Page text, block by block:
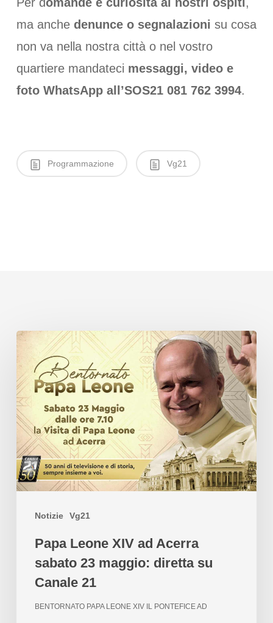
ma anche denunce o segnalazioni su cosa
non va nella nostra città o nel vostro
quartiere mandateci messaggi, video e
foto WhatsApp all’SOS21 081 762 3994.
Programmazione Vg21
Notizie Vg21
Papa Leone XIV ad Acerra
sabato 23 maggio: diretta su
Canale 21
BENTORNATO PAPA LEONE XIV IL PONTEFICE AD